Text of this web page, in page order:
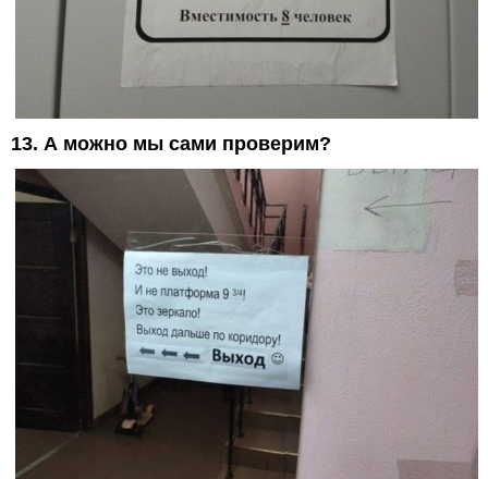
13. А можно мы сами проверим?